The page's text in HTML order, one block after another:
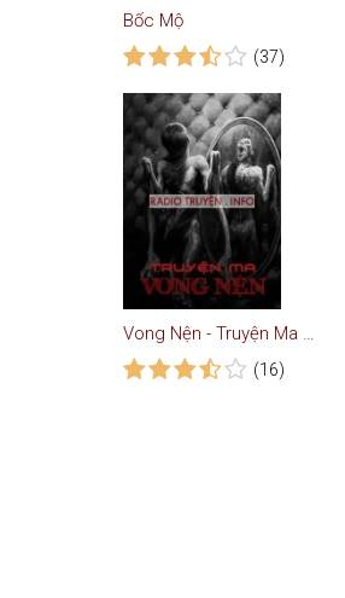
Bốc Mộ
(37)
Vong Nện - Truyện Ma Kinh Dị
(16)